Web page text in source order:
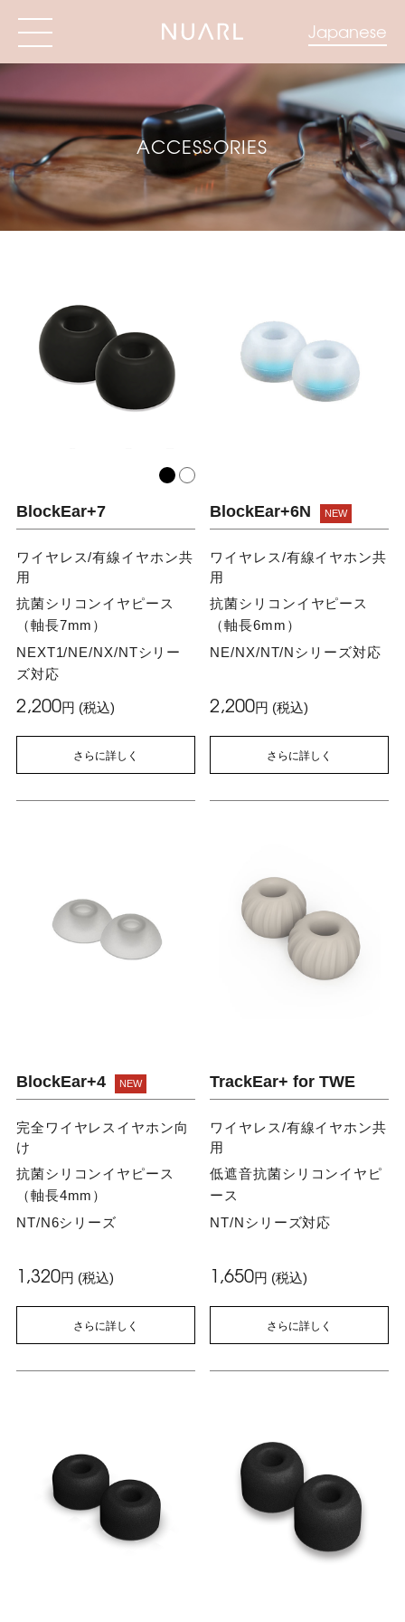
Japanese
ACCESSORIES
BlockEar+7
ワイヤレス/有線イヤホン共
用
抗菌シリコンイヤピース
（軸長7mm）
NEXT1/NE/NX/NTシリー
ズ対応
2,200円 (税込)
さらに詳しく
BlockEar+6N
ワイヤレス/有線イヤホン共
用
抗菌シリコンイヤピース
（軸長6mm）
NE/NX/NT/Nシリーズ対応
2,200円 (税込)
さらに詳しく
BlockEar+4
完全ワイヤレスイヤホン向
け
抗菌シリコンイヤピース
（軸長4mm）
NT/N6シリーズ
1,320円 (税込)
さらに詳しく
TrackEar+ for TWE
ワイヤレス/有線イヤホン共
用
低遮音抗菌シリコンイヤピ
ース
NT/Nシリーズ対応
1,650円 (税込)
さらに詳しく